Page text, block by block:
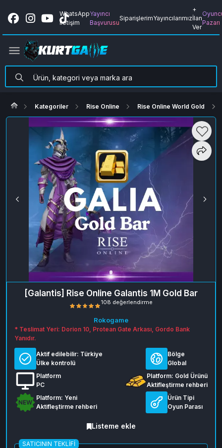
WhatsApp
İletişim
Yayıncı
Başvurusu
SiparişlerimYayıncılarımız
+
İlan
Ver
Pazarı
Kategoriler Rise Online Rise Online World Gold
[Galantis] Rise Online Galantis 1M Gold Bar
108 değerlendirme
Rokogame
* Teslimat Yeri: Dorion 10, Protean Gate Arkası, Gordo Bank
Yanıdır.
Aktif edilebilir: Türkiye
Ülke kontrolü
Bölge
Global
Platform
PC
Platform: Gold Ürünü
Aktifleştirme rehberi
Platform: Yeni
Aktifleştirme rehberi
Ürün Tipi
Oyun Parası
Listeme ekle
SATICININ TEKLIFI